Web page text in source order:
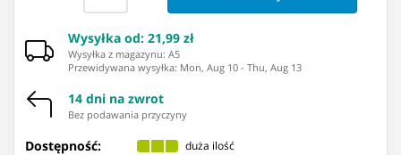
Wysyłka od: 21,99 zł
Wysyłka z magazynu: ⁨A5⁩
Przewidywana wysyłka: Mon, Aug 10 - Thu, Aug 13
14 dni na zwrot
Bez podawania przyczyny
Dostępność: duża ilość